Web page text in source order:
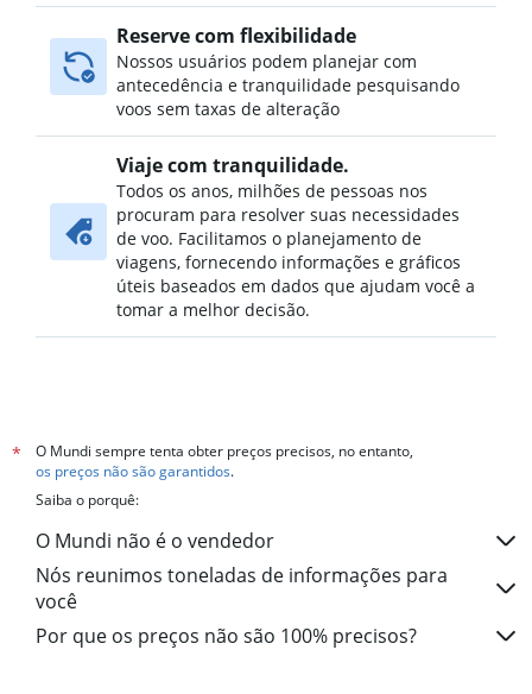
Reserve com flexibilidade
Nossos usuários podem planejar com
antecedência e tranquilidade pesquisando
voos sem taxas de alteração
Viaje com tranquilidade.
Todos os anos, milhões de pessoas nos
procuram para resolver suas necessidades
de voo. Facilitamos o planejamento de
viagens, fornecendo informações e gráficos
úteis baseados em dados que ajudam você a
tomar a melhor decisão.
*
O Mundi sempre tenta obter preços precisos, no entanto,
os preços não são garantidos.
Saiba o porquê:
O Mundi não é o vendedor
Nós reunimos toneladas de informações para
você
Por que os preços não são 100% precisos?